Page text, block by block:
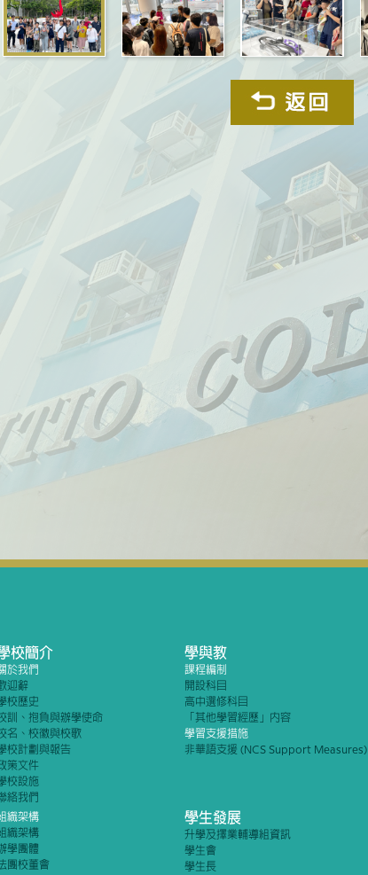
校簡介
於我們
迎辭
校歷史
訓、抱負與辦學使命
名、校徽與校歌
校計劃與報告
策文件
校設施
絡我們
學與教
課程編制
開設科目
高中選修科目
「其他學習經歷」內容
學習支援措施
非華語支援 (NCS Support Measures)
織架構
織架構
學團體
團校董會
學生發展
升學及擇業輔導組資訊
學生會
學生長